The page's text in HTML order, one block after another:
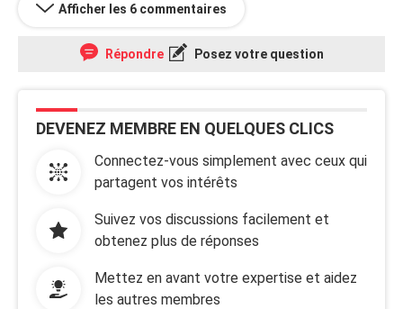
Afficher les 6 commentaires
Répondre Posez votre question
DEVENEZ MEMBRE EN QUELQUES CLICS
Connectez-vous simplement avec ceux qui
partagent vos intérêts
Suivez vos discussions facilement et
obtenez plus de réponses
Mettez en avant votre expertise et aidez
les autres membres